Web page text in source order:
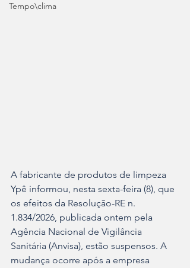
Tempo\clima
A fabricante de produtos de limpeza
Ypê informou, nesta sexta-feira (8), que
os efeitos da Resolução-RE n.
1.834/2026, publicada ontem pela
Agência Nacional de Vigilância
Sanitária (Anvisa), estão suspensos. A
mudança ocorre após a empresa